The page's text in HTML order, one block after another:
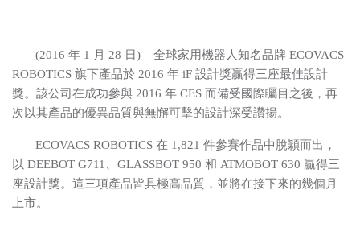
(2016 年 1 月 28 日 ) – 全球家用機器人知名品牌 ECOVACS
ROBOTICS 旗下產品於 2016 年 iF 設計獎贏得三座最佳設計
獎。該公司在成功參與 2016 年 CES 而備受國際矚目之後，再
次以其產品的優異品質與無懈可擊的設計深受讚揚。
ECOVACS ROBOTICS 在 1,821 件參賽作品中脫穎而出，
以 DEEBOT G711 GLASSBOT 950 和 ATMOBOT 630 贏得三
座設計獎。這三項產品皆具極高品質，並將在接下來的幾個月
上市。